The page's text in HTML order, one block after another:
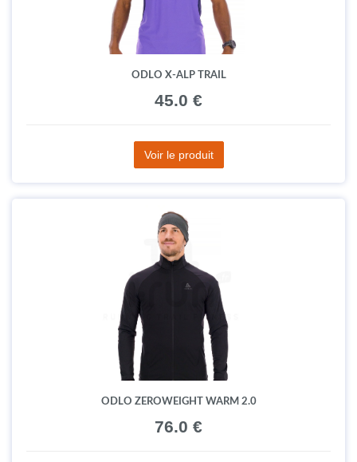
ODLO X-ALP TRAIL
45.0 €
Voir le produit
ODLO ZEROWEIGHT WARM 2.0
76.0 €